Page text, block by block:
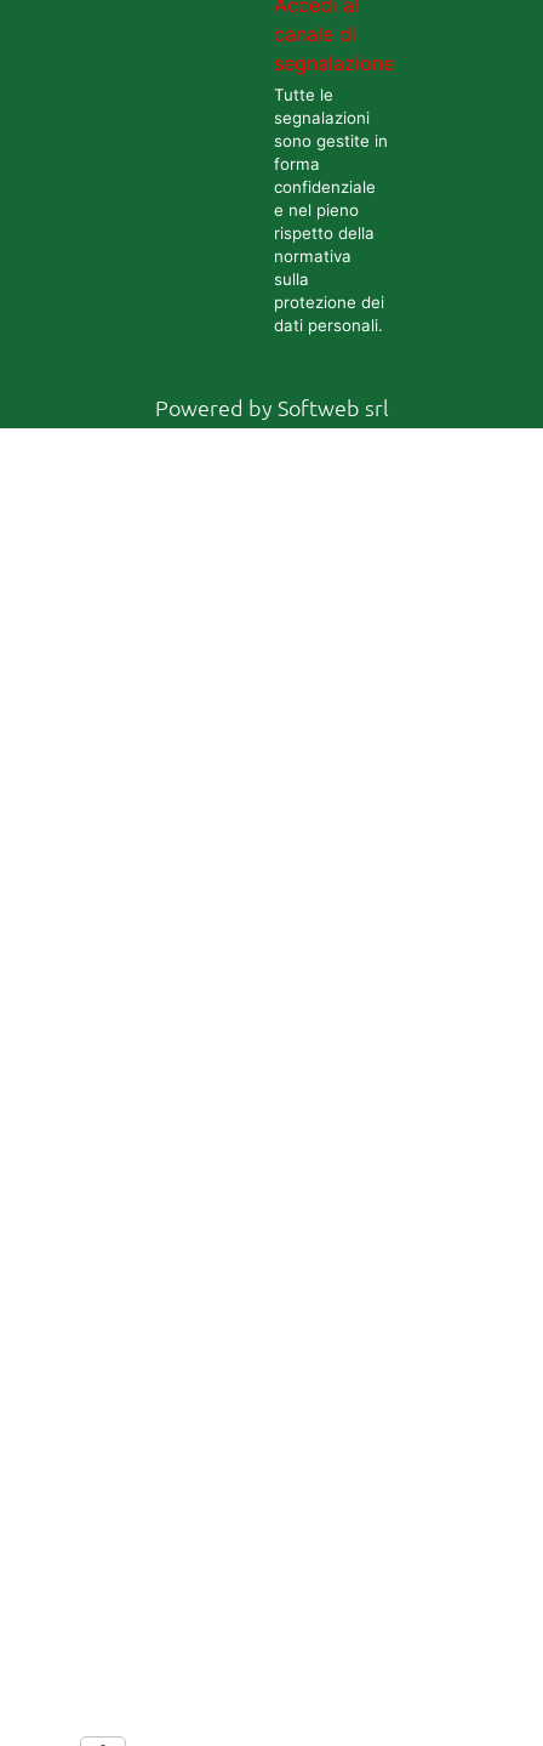
canale di
segnalazione
Tutte le
segnalazioni
sono gestite in
forma
confidenziale
e nel pieno
rispetto della
normativa
sulla
protezione dei
dati personali.
Powered by Softweb srl